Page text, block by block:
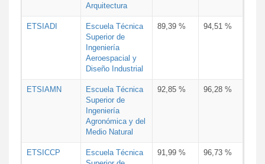
Arquitectura
ETSIADI
Escuela Técnica
Superior de
Ingeniería
Aeroespacial y
Diseño Industrial
89,39 % 94,51 %
ETSIAMN
Escuela Técnica
Superior de
Ingeniería
Agronómica y del
Medio Natural
92,85 % 96,28 %
ETSICCP
Escuela Técnica
91,99 % 96,73 %